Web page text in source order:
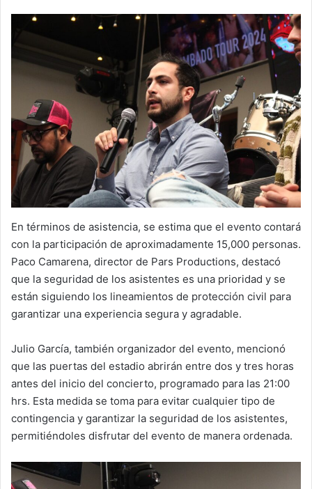
En términos de asistencia, se estima que el evento contará
con la participación de aproximadamente 15,000 personas.
Paco Camarena, director de Pars Productions, destacó
que la seguridad de los asistentes es una prioridad y se
están siguiendo los lineamientos de protección civil para
garantizar una experiencia segura y agradable.
Julio García, también organizador del evento, mencionó
que las puertas del estadio abrirán entre dos y tres horas
antes del inicio del concierto, programado para las 21:00
hrs. Esta medida se toma para evitar cualquier tipo de
contingencia y garantizar la seguridad de los asistentes,
permitiéndoles disfrutar del evento de manera ordenada.